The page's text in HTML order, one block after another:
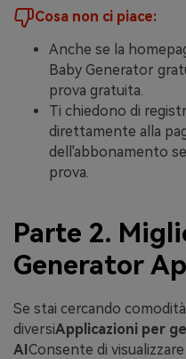
Cosa non ci piace:
Anche se la
Baby Generator
prova gratuita.
Ti chiedono di
direttamente alla
dell'abbonamento
prova.
Parte 2.
Generator
Se stai cercando
diversiApplicazioni per
AIConsente di